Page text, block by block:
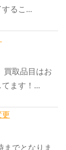
るこ...
買取品目はお
ます！...
更
までとなりま